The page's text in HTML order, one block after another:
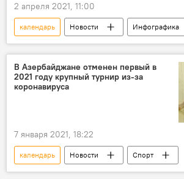
2 апреля 2021, 11:00
календарь Новости
Инфографика
МУЛЬТИМЕДИА
ЖИЗНЬ
Азербайджан
Рамазан
В Азербайджане отменен первый в
2021 году крупный турнир из-за
коронавируса
7 января 2021, 18:22
календарь Новости
Спорт
ЖИЗНЬ
Азербайджан
Дзюдо